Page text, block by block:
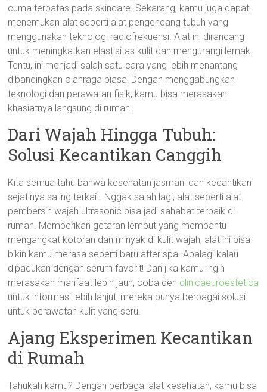
cuma terbatas pada skincare. Sekarang, kamu juga dapat
menemukan alat seperti alat pengencang tubuh yang
menggunakan teknologi radiofrekuensi. Alat ini dirancang
untuk meningkatkan elastisitas kulit dan mengurangi lemak.
Tentu, ini menjadi salah satu cara yang lebih menantang
dibandingkan olahraga biasa! Dengan menggabungkan
teknologi dan perawatan fisik, kamu bisa merasakan
khasiatnya langsung di rumah.
Dari Wajah Hingga Tubuh:
Solusi Kecantikan Canggih
Kita semua tahu bahwa kesehatan jasmani dan kecantikan
sejatinya saling terkait. Nggak salah lagi, alat seperti alat
pembersih wajah ultrasonic bisa jadi sahabat terbaik di
rumah. Memberikan getaran lembut yang membantu
mengangkat kotoran dan minyak di kulit wajah, alat ini bisa
bikin kamu merasa seperti baru after spa. Apalagi kalau
dipadukan dengan serum favorit! Dan jika kamu ingin
merasakan manfaat lebih jauh, coba deh clinicaeuroestetica
untuk informasi lebih lanjut; mereka punya berbagai solusi
untuk perawatan kulit yang seru.
Ajang Eksperimen Kecantikan
di Rumah
Tahukah kamu? Dengan berbagai alat kesehatan, kamu bisa